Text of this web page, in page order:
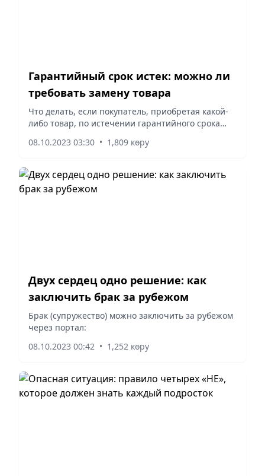
Гарантийный срок истек: можно ли
требовать замену товара
Что делать, если покупатель, приобретая какой-
либо товар, по истечении гарантийного срока
к продавцу с требованием о расторжении
08.10.2023 03:30 • 1,809 көру
Двух сердец одно решение: как
заключить брак за рубежом
Брак (супружество) можно заключить за рубежом
через портал:
08.10.2023 00:42 • 1,252 көру